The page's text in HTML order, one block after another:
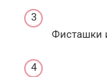
Фисташки